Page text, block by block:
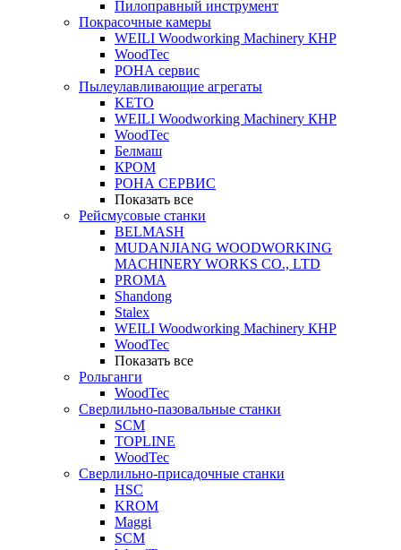
Пилоправный инструмент
Покрасочные камеры
WEILI Woodworking Machinery КНР
WoodTec
РОНА сервис
Пылеулавливающие агрегаты
KETO
WEILI Woodworking Machinery КНР
WoodTec
Белмаш
КРОМ
РОНА СЕРВИС
Показать все
Рейсмусовые станки
BELMASH
MUDANJIANG WOODWORKING
MACHINERY WORKS CO., LTD
PROMA
Shandong
Stalex
WEILI Woodworking Machinery КНР
WoodTec
Показать все
Рольганги
WoodTec
Сверлильно-пазовальные станки
SCM
TOPLINE
WoodTec
Сверлильно-присадочные станки
HSC
KROM
Maggi
SCM